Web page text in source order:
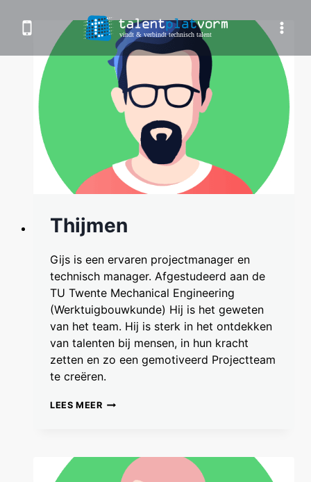
Thijmen
Gijs is een ervaren projectmanager en
technisch manager. Afgestudeerd aan de
TU Twente Mechanical Engineering
(Werktuigbouwkunde) Hij is het geweten
van het team. Hij is sterk in het ontdekken
van talenten bij mensen, in hun kracht
zetten en zo een gemotiveerd Projectteam
te creëren.
LEES MEERTHIJMEN